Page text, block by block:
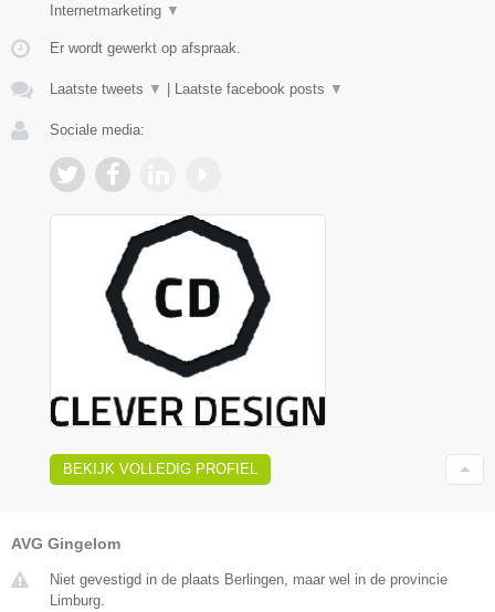
Internetmarketing ▼
Er wordt gewerkt op afspraak.
Laatste tweets ▼ | Laatste facebook posts ▼
Sociale media:
BEKIJK VOLLEDIG PROFIEL
AVG Gingelom
Niet gevestigd in de plaats Berlingen, maar wel in de provincie
Limburg.